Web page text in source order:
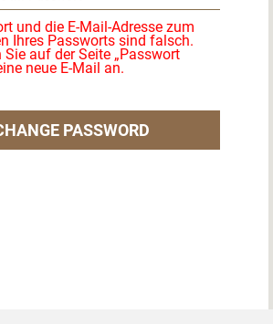
und die E-Mail-Adresse zum
Ihres Passworts sind falsch.
auf der Seite „Passwort
neue E-Mail an.
PASSWORD